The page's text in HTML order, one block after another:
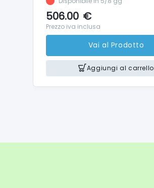
506.00 €
Prezzo iva inclusa
Vai al Prodotto
Aggiungi al carrello